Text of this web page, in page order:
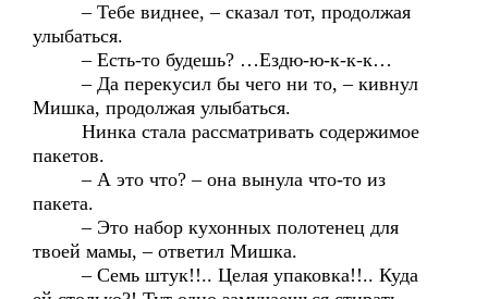
– Тебе виднее, – сказал тот, продолжая
улыбаться.
– Есть-то будешь? …Ездю-ю-к-к-к…
– Да перекусил бы чего ни то, – кивнул
Мишка, продолжая улыбаться.
Нинка стала рассматривать содержимое
пакетов.
– А это что? – она вынула что-то из
пакета.
– Это набор кухонных полотенец для
твоей мамы, – ответил Мишка.
– Семь штук!!.. Целая упаковка!!.. Куда